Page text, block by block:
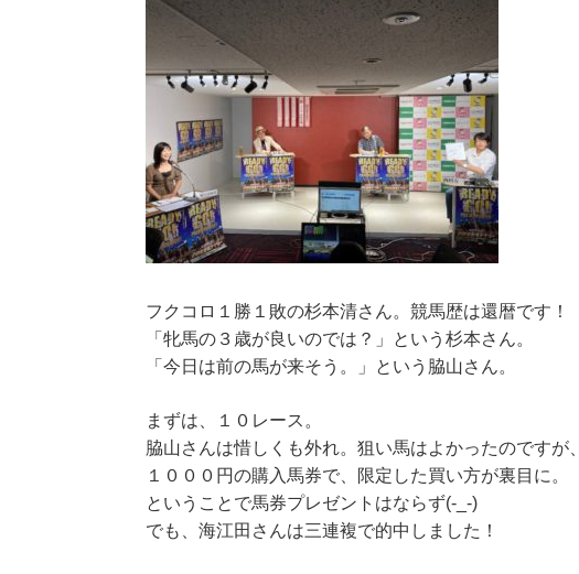
フクコロ１勝１敗の杉本清さん。競馬歴は還暦です！
「牝馬の３歳が良いのでは？」という杉本さん。
「今日は前の馬が来そう。」という脇山さん。
まずは、１０レース。
脇山さんは惜しくも外れ。狙い馬はよかったのですが、
１０００円の購入馬券で、限定した買い方が裏目に。
ということで馬券プレゼントはならず(-_-)
でも、海江田さんは三連複で的中しました！